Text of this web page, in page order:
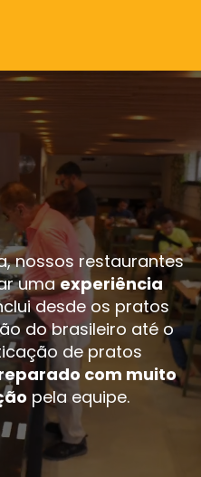
nossos restaurantes
umaexperiência
desde os pratos
do brasileiro até o
de pratos
com muito
pela equipe.